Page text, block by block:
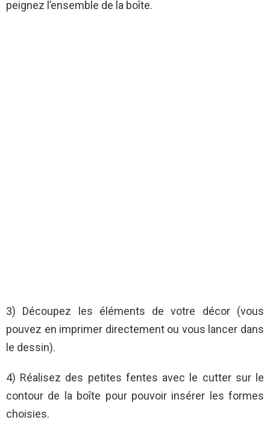
peignez l’ensemble de la boîte.
3) Découpez les éléments de votre décor (vous
pouvez en imprimer directement ou vous lancer dans
le dessin).
4) Réalisez des petites fentes avec le cutter sur le
contour de la boîte pour pouvoir insérer les formes
choisies.